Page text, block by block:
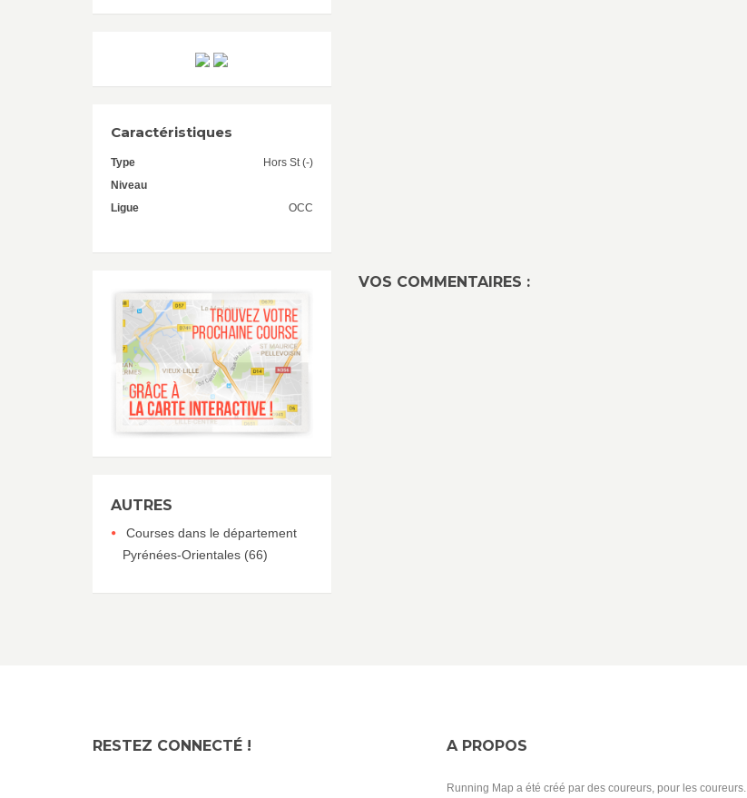
Caractéristiques
Type
Hors St (-)
Niveau
Ligue
OCC
AUTRES
Courses dans le département
Pyrénées-Orientales (66)
VOS COMMENTAIRES :
RESTEZ CONNECTÉ ! A PROPOS
Running Map a été créé par des coureurs, pour les coureurs.